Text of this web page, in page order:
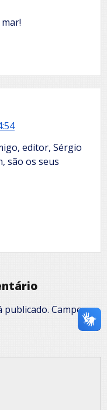
editor, Sérgio
são os seus
publicado. Campos